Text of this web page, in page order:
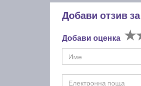
Добави отзив за
Добави оценка